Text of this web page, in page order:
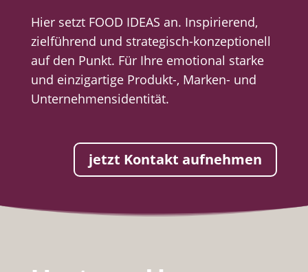
Hier setzt FOOD IDEAS an. Inspirierend,
zielführend und strategisch-konzeptionell
auf den Punkt. Für Ihre emotional starke
und einzigartige Produkt-, Marken- und
Unternehmensidentität.
jetzt Kontakt aufnehmen